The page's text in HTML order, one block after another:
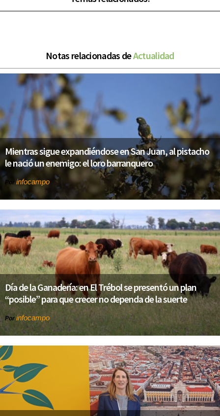
Notas relacionadas deActualidad
Mientras sigue expandiéndose en San Juan, al pistacho
le nació un enemigo: el loro barranquero
Por infocampo
Día de la Ganadería: en El Trébol se presentó un plan
“posible” para que crecer no dependa de la suerte
Por infocampo